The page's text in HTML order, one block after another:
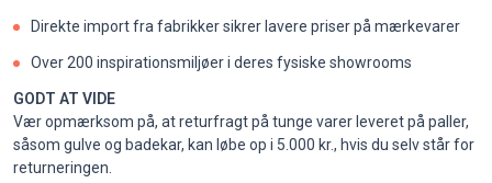
Direkte import fra fabrikker sikrer lavere priser på mærkevarer
Over 200 inspirationsmiljøer i deres fysiske showrooms
GODT AT VIDE
Vær opmærksom på, at returfragt på tunge varer leveret på paller,
såsom gulve og badekar, kan løbe op i 5.000 kr., hvis du selv står for
returneringen.